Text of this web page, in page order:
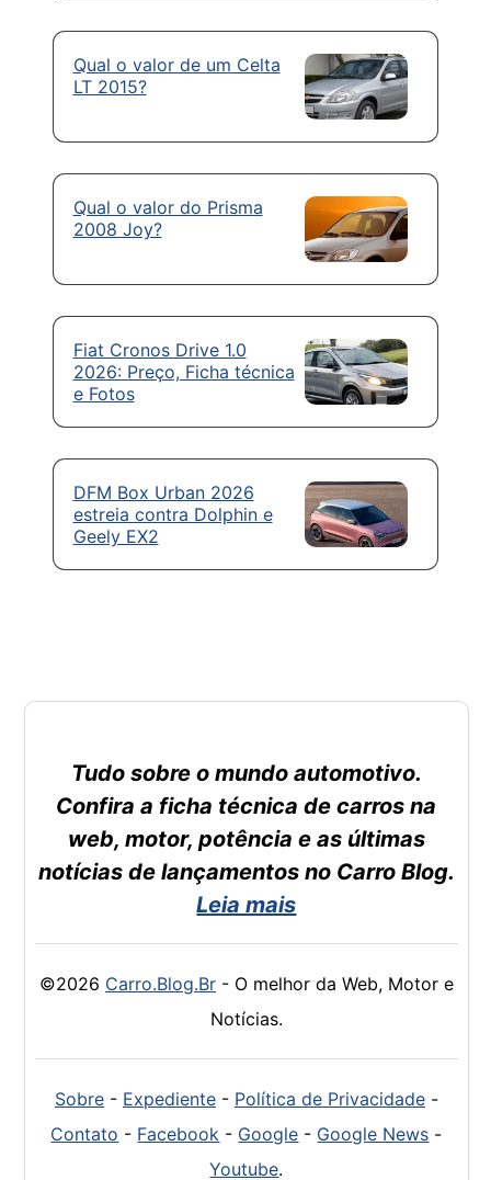
Qual o valor de um Celta
LT 2015?
Qual o valor do Prisma
2008 Joy?
Fiat Cronos Drive 1.0
2026: Preço, Ficha técnica
e Fotos
DFM Box Urban 2026
estreia contra Dolphin e
Geely EX2
Tudo sobre o mundo automotivo.
Confira a ficha técnica de carros na
web, motor, potência e as últimas
notícias de lançamentos no Carro Blog.
Leia mais
©2026 Carro.Blog.Br- O melhor da Web, Motor e
Notícias.
Sobre- Expediente- Política de Privacidade-
Contato - Facebook - Google - Google News -
Youtube.